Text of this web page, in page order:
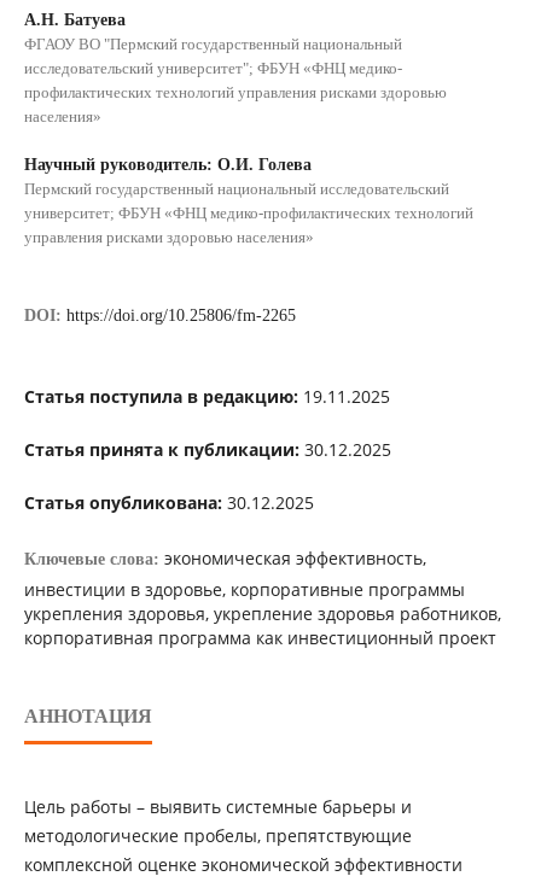
А.Н. Батуева
ФГАОУ ВО "Пермский государственный национальный
исследовательский университет"; ФБУН «ФНЦ медико-
профилактических технологий управления рисками здоровью
населения»
Научный руководитель: О.И. Голева
Пермский государственный национальный исследовательский
университет; ФБУН «ФНЦ медико-профилактических технологий
управления рисками здоровью населения»
DOI: https://doi.org/10.25806/fm-2265
Статья поступила в редакцию:19.11.2025
Статья принята к публикации:30.12.2025
Статья опубликована:30.12.2025
Ключевые слова: экономическая эффективность,
инвестиции в здоровье, корпоративные программы
укрепления здоровья, укрепление здоровья работников,
корпоративная программа как инвестиционный проект
АННОТАЦИЯ
Цель работы – выявить системные барьеры и
методологические пробелы, препятствующие
комплексной оценке экономической эффективности